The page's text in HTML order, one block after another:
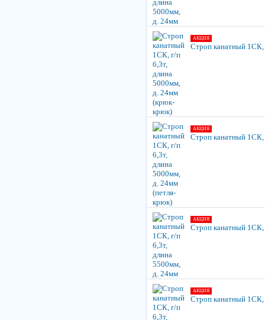
АКЦИЯ
Строп канатный
АКЦИЯ
Строп канатный 1СК,
АКЦИЯ
Строп канатный 1СК,
АКЦИЯ
Строп канатный